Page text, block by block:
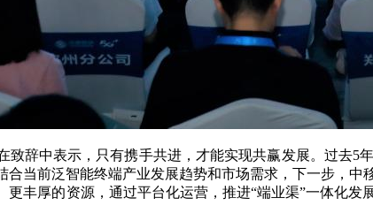
中表示，只有携手共进，才能实现共赢发展。过去5
合当前泛智能终端产业发展趋势和市场需求，下一步，
更丰厚的资源，通过平台化运营，推进“端业渠”一体化